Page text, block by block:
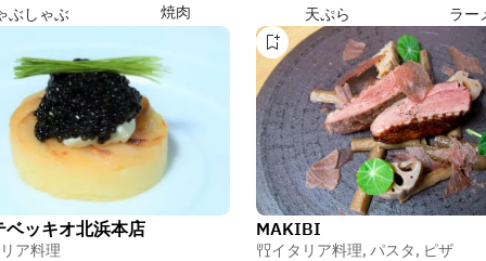
ぶしゃぶ 焼肉 天ぷら ラー
ベッキオ北浜本店
ア料理
MAKIBI
イタリア料理, パスタ, ピザ